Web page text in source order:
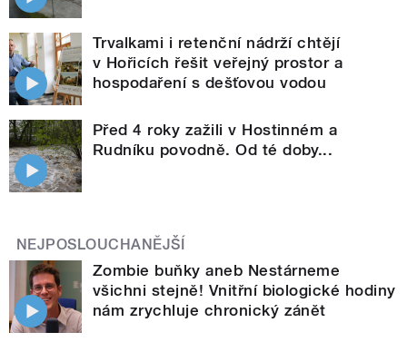
Trvalkami i retenční nádrží chtějí
v Hořicích řešit veřejný prostor a
hospodaření s dešťovou vodou
Před 4 roky zažili v Hostinném a
Rudníku povodně. Od té doby...
NEJPOSLOUCHANĚJŠÍ
Zombie buňky aneb Nestárneme
všichni stejně! Vnitřní biologické hodiny
nám zrychluje chronický zánět